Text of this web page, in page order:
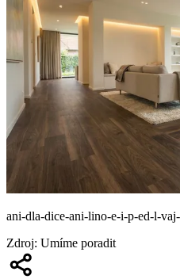
ani-dla-dice-ani-lino-e-i-p-ed-l-
Zdroj: Umíme poradit